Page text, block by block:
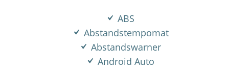
ABS
Abstandstempomat
Abstandswarner
Android Auto